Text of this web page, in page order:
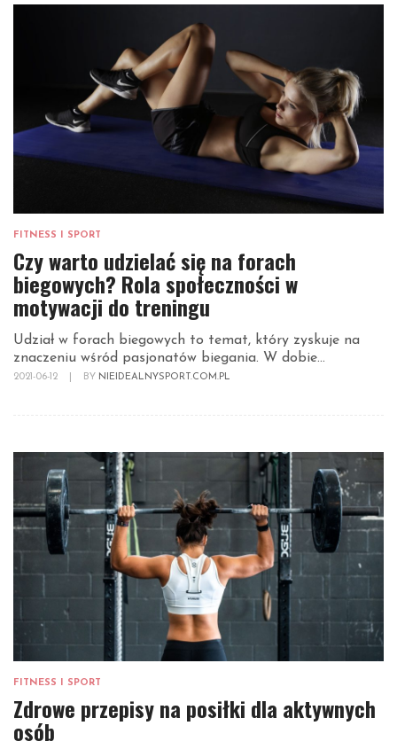
FITNESS I SPORT
Czy warto udzielać się na forach
biegowych? Rola społeczności w
motywacji do treningu
Udział w forach biegowych to temat, który zyskuje na
znaczeniu wśród pasjonatów biegania. W dobie...
2021-06-12 BY NIEIDEALNYSPORT.COM.PL
FITNESS I SPORT
Zdrowe przepisy na posiłki dla aktywnych
osób